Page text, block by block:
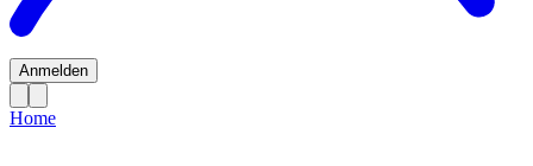
Anmelden
Home